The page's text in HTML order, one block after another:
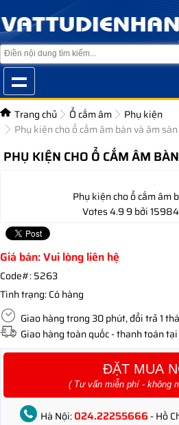
Trang chủ Ổ cắm âm
Phụ kiện
Phụ kiện cho ổ cắm âm bàn và âm sàn
PHỤ KIỆN CHO Ổ CẮM ÂM
Phụ kiện cho ổ cắm âm
Votes4.99bởi
Giá bán: Vui lòng liên hệ
Code#:5263
Tình trạng:Có hàng
Giao hàng trong 30 phút, đổi trả 1
Giao hàng toàn quốc - thanh toán
ĐẶT MUA
( Tư vấn miễn phí - không
Hà Nội:024.22255666 - Hồ